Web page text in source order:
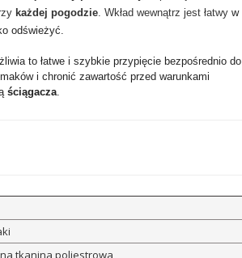
każdej pogodzie. Wkład wewnątrz jest łatwyw
odświeżyć.
to łatwe i szybkie przypięcie bezpośrednio do
i chronić zawartość przed warunkami
ściągacza.
tkanina poliestrowa